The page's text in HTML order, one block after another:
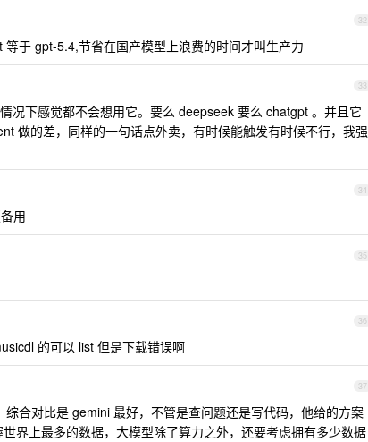
32
于 gpt-5.4,节省在国产模型上浪费的时间才叫生产力
33
况下感觉都不会想用它。要么 deepseek 要么 chatgpt 。并且它
做的差，同样的一句话点外卖，有时候能触发有时候不行，我强
34
用
35
36
的可以 list 但是下载错误啊
37
合对比是 gemini 最好，不管是查问题还是写代码，他给的方案
界上最多的数据，大模型除了算力之外，还要考虑拥有多少数据